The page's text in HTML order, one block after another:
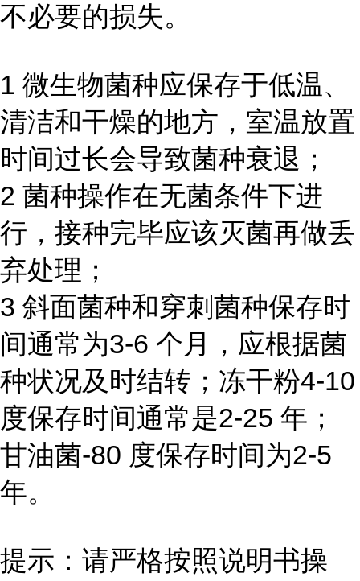
不必要的损失。
1 微生物菌种应保存于低温、
清洁和干燥的地方，室温放置
时间过长会导致菌种衰退；
2 菌种操作在无菌条件下进
行，接种完毕应该灭菌再做丢
弃处理；
3 斜面菌种和穿刺菌种保存时
间通常为3-6 个月，应根据菌
种状况及时结转；冻干粉4-10
度保存时间通常是2-25 年；
甘油菌-80 度保存时间为2-5
年。
提示：请严格按照说明书操